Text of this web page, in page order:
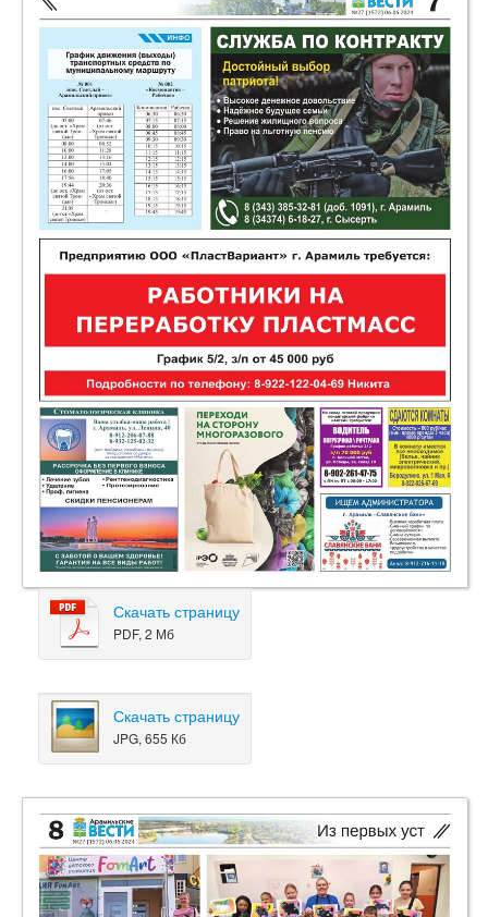
Скачать страницу
PDF, 2 Мб
Скачать страницу
JPG, 655 Кб